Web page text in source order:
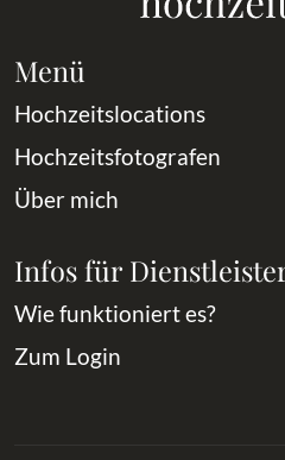
Menü
Hochzeitslocations
Hochzeitsfotografen
Über mich
Infos für
Wie funktioniert es?
Zum Login